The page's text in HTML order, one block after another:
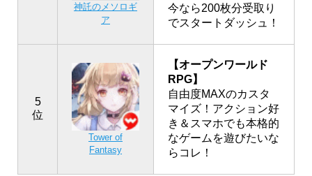
神託のメソロギ
ア
今なら200枚分受取り
でスタートダッシュ！
5
位
Tower of
Fantasy
【オープンワールド
RPG】
自由度MAXのカスタ
マイズ！アクション好
き＆スマホでも本格的
なゲームを遊びたいな
らコレ！